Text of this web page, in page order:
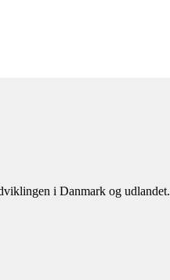
i Danmark og udlandet.